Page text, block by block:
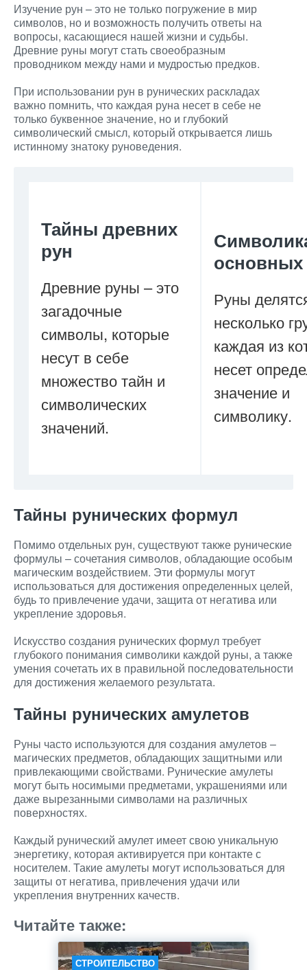
Изучение рун – это не только погружение в мир
символов, но и возможность получить ответы на
вопросы, касающиеся нашей жизни и судьбы.
Древние руны могут стать своеобразным
проводником между нами и мудростью предков.
При использовании рун в рунических раскладах
важно помнить, что каждая руна несет в себе не
только буквенное значение, но и глубокий
символический смысл, который открывается лишь
истинному знатоку руноведения.
Тайны древних
рун
Древние руны – это
загадочные
символы, которые
несут в себе
множество тайн и
символических
значений.
основных
Руны
несколько
каждая из
несет
значение и
символику.
Тайны рунических формул
Помимо отдельных рун, существуют также рунические
формулы – сочетания символов, обладающие особым
магическим воздействием. Эти формулы могут
использоваться для достижения определенных целей,
будь то привлечение удачи, защита от негатива или
укрепление здоровья.
Искусство создания рунических формул требует
глубокого понимания символики каждой руны, а также
умения сочетать их в правильной последовательности
для достижения желаемого результата.
Тайны рунических амулетов
Руны часто используются для создания амулетов –
магических предметов, обладающих защитными или
привлекающими свойствами. Рунические амулеты
могут быть носимыми предметами, украшениями или
даже вырезанными символами на различных
поверхностях.
Каждый рунический амулет имеет свою уникальную
энергетику, которая активируется при контакте с
носителем. Такие амулеты могут использоваться для
защиты от негатива, привлечения удачи или
укрепления внутренних качеств.
Читайте также:
СТРОИТЕЛЬСТВО